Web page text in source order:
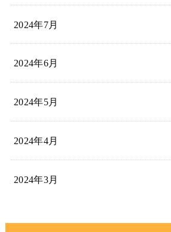
2024年7月
2024年6月
2024年5月
2024年4月
2024年3月